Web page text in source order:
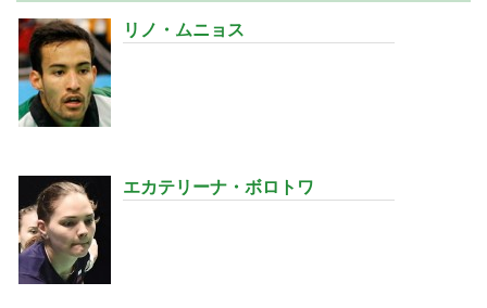
リノ・ムニョス
エカテリーナ・ボロトワ